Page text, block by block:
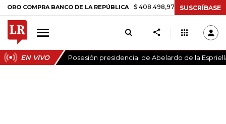
COMPRA BANCO DE LA REPÚBLICA $ 408.498,97 +$ 8.753,81 +2,19%
SUSCRÍBASE
EN VIVO Posesión presidencial de Abelardo de la